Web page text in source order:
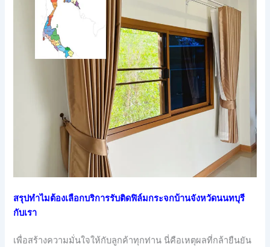
สรุปทำไมต้องเลือกบริการรับติดฟิล์มกระจกบ้านจังหวัดนนทบุรี
กับเรา
เพื่อสร้างความมั่นใจให้กับลูกค้าทุกท่าน นี่คือเหตุผลที่กล้ายืนยัน